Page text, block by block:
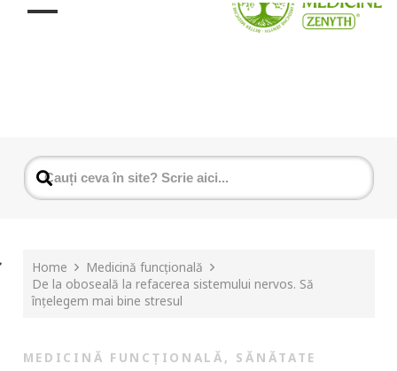
Home
Medicină funcțională
De la oboseală la refacerea sistemului nervos. Să
înțelegem mai bine stresul
MEDICINĂ FUNCȚIONALĂ , SĂNĂTATE